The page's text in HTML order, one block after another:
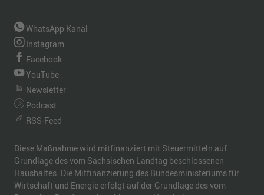
WhatsApp Kanal
Instagram
Facebook
YouTube
Newsletter
Podcast
RSS-Feed
Diese Maßnahme wird mitfinanziert mit Steuermitteln auf
Grundlage des vom Sächsischen Landtag beschlossenen
Haushaltes. Die Mitfinanzierung des Bundesministeriums für
Wirtschaft und Energie erfolgt auf der Grundlage des vom